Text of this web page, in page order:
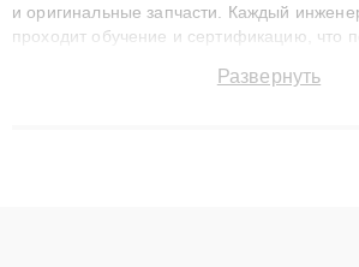
и оригинальные запчасти. Каждый
проходит обучение и сертификацию, что
сохранением гарантии до 3 лет. Наши
Развернуть